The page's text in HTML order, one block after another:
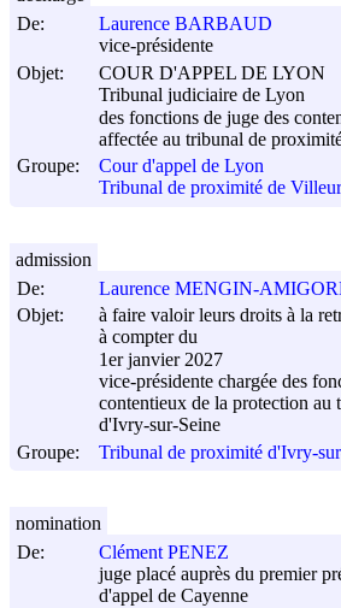
De:
Laurence BARBAUD
vice-présidente
Objet:
COUR D'APPEL DE LYON
Tribunal judiciaire de Lyon
des fonctions de juge des
affectée au tribunal de
Groupe:
Cour d'appel de Lyon
Tribunal de proximité de
De:
Laurence MENGIN-
Objet:
à faire valoir leurs droits à la
à compter du
1er janvier 2027
vice-présidente chargée des
contentieux de la protection au
d'Ivry-sur-Seine
Groupe:
Tribunal de proximité d'Ivry-
admission
De:
Clément PENEZ
juge placé auprès du premier
d'appel de Cayenne
nomination